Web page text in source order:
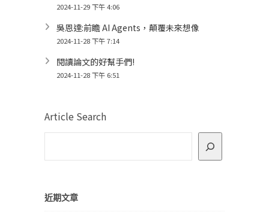
2024-11-29 下午 4:06
吳恩達:前瞻 AI Agents，顛覆未來想像
2024-11-28 下午 7:14
閱讀論文的好幫手們!
2024-11-28 下午 6:51
Article Search
近期文章